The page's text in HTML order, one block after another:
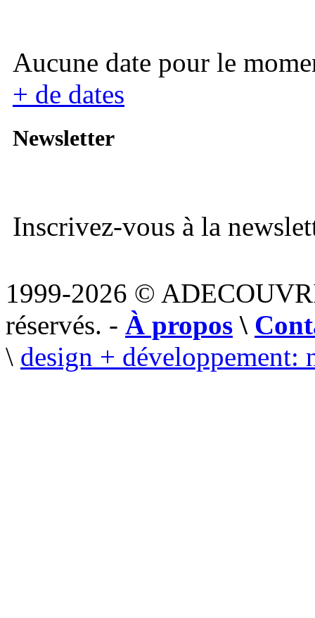
Aucune date pour le
+ de dates
Newsletter
Inscrivez-vous à la
1999-2026 ©
réservés. - À propos \
\ design + développement: